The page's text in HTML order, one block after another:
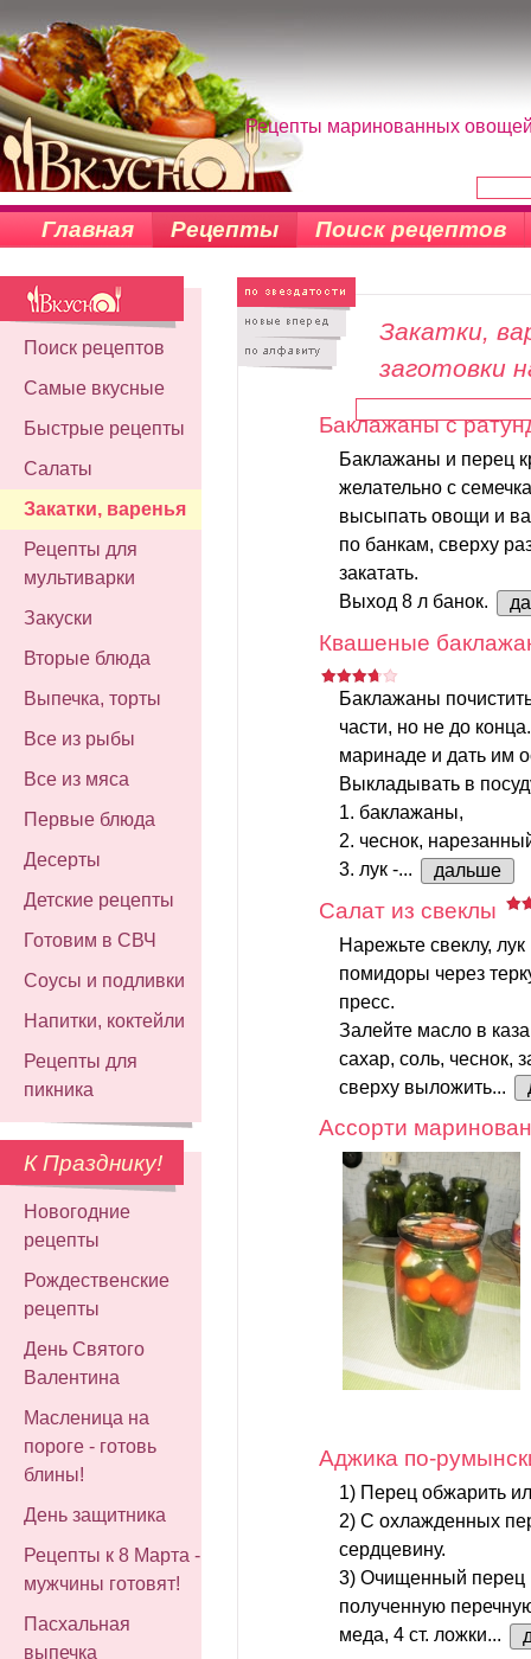
Рецепты маринованных
Главная Рецепты Поиск рецептов
Поиск рецептов
Самые вкусные
Быстрые рецепты
Салаты
Закатки, варенья
Рецепты для
мультиварки
Закуски
Вторые блюда
Выпечка, торты
Все из рыбы
Все из мяса
Первые блюда
Десерты
Детские рецепты
Готовим в СВЧ
Соусы и подливки
Напитки, коктейли
Рецепты для
пикника
К Празднику!
Новогодние
рецепты
Рождественские
рецепты
День Святого
Валентина
Масленица на
пороге - готовь
блины!
День защитника
Рецепты к 8 Марта -
мужчины готовят!
Пасхальная
выпечка
Закатки,
заготовки
Баклажаны с
Баклажаны и перец
желательно с
высыпать овощи и
по банкам, сверху
закатать.
Выход 8 л банок.
Квашеные
Баклажаны
части, но не до
маринаде и дать им
Выкладывать в
1. баклажаны,
2. чеснок,
3. лук -...
дальше
Салат из свеклы
Нарежьте свеклу,
помидоры через
пресс.
Залейте масло в
сахар, соль, чеснок,
сверху выложить...
Ассорти
Аджика по-
1) Перец обжарить
2) С охлажденных
сердцевину.
3) Очищенный перец
полученную
меда, 4 ст. ложки...